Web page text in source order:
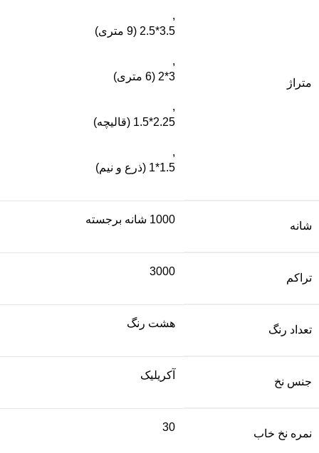
متراژ
,
3.5*2.5 (9 متری)
,
3*2 (6 متری)
,
2.25*1.5 (قالیچه)
,
1.5*1 (ذرع و نیم)
شانه
1000 شانه برجسته
تراکم
3000
تعداد رنگ
هشت رنگ
جنس نخ
آکریلیک
نمره نخ خاب
30